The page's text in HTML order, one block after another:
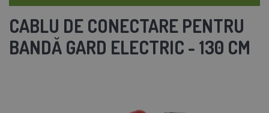
CABLU DE CONECTARE PENTRU
BANDĂ GARD ELECTRIC - 130 CM